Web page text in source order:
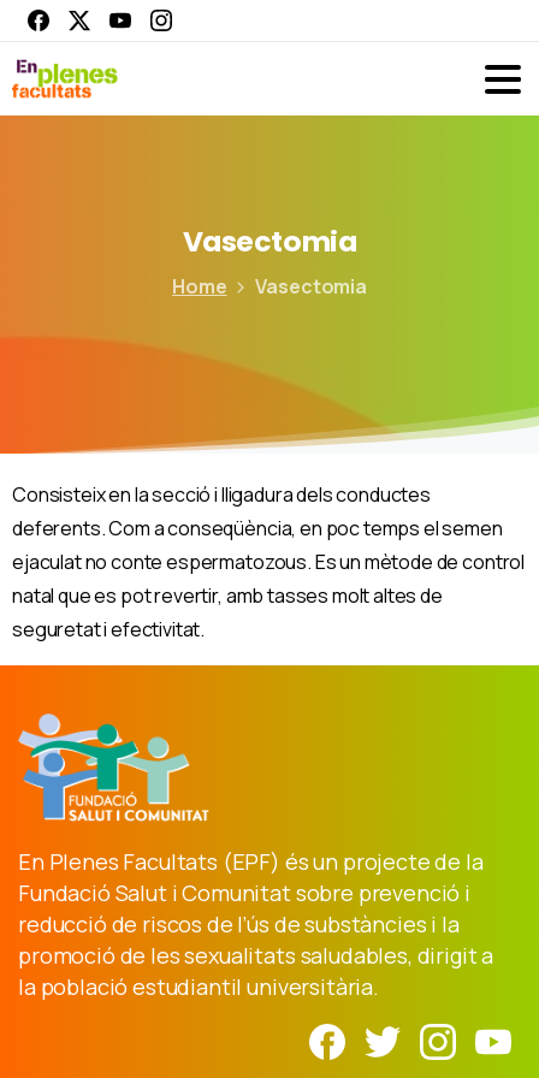
Vasectomia
Home Vasectomia
Consisteix en la secció i lligadura dels conductes
deferents. Com a conseqüència, en poc temps el semen
ejaculat no conte espermatozous. Es un mètode de control
natal que es pot revertir, amb tasses molt altes de
seguretat i efectivitat.
En Plenes Facultats (EPF) és un projecte de la
Fundació Salut i Comunitat sobre prevenció i
reducció de riscos de l’ús de substàncies i la
promoció de les sexualitats saludables, dirigit a
la població estudiantil universitària.